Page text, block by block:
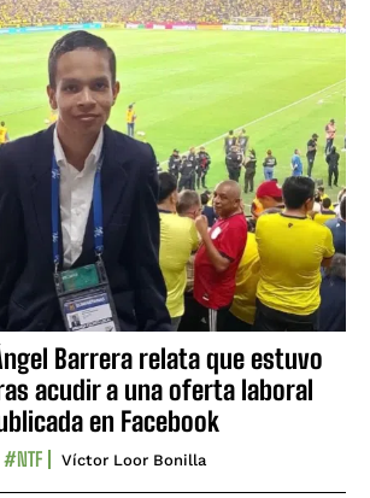
Barrera relata que estuvo
acudir a una oferta laboral
en Facebook
#NTF Víctor Loor Bonilla